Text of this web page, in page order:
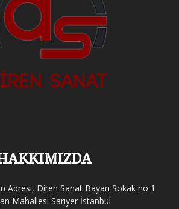
Adresi, Diren Sanat Bayan Sokak no 1
Mahallesi Sarıyer İstanbul